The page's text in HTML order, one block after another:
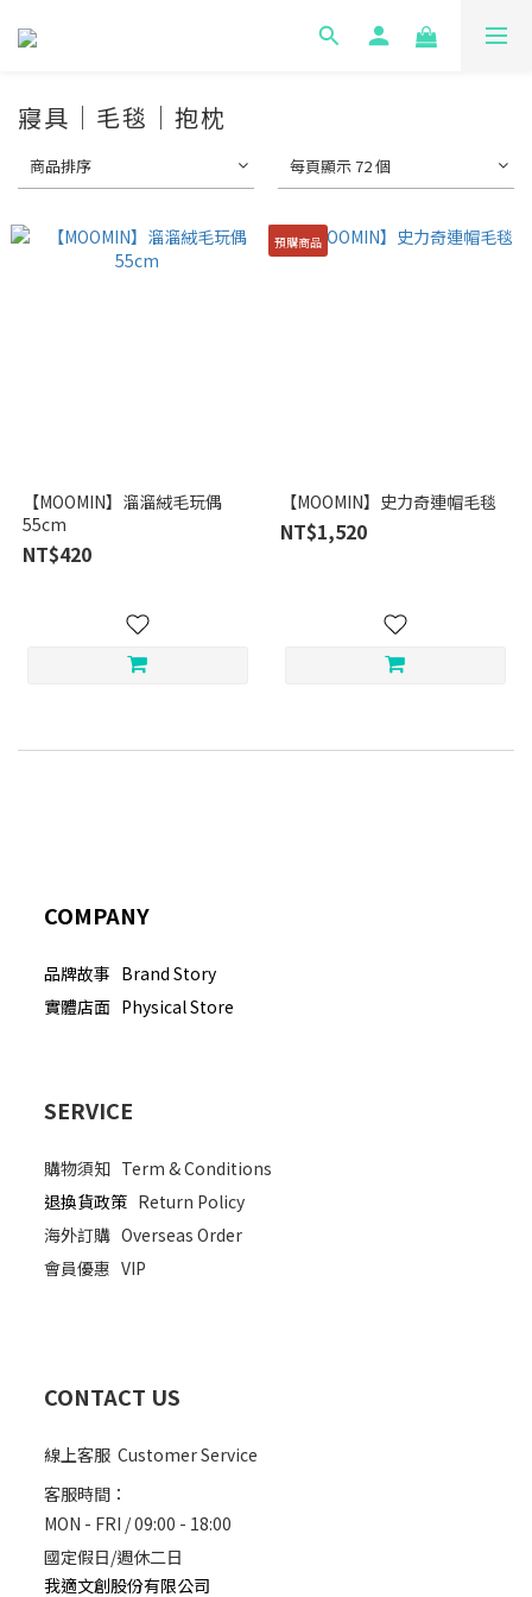
寢具｜毛毯｜抱枕
商品排序 每頁顯示 72 個
【MOOMIN】溜溜絨毛玩偶
55cm
NT$420
預購商品
【MOOMIN】史力奇連帽毛毯
NT$1,520
COMPANY
品牌故事 Brand Story
實體店面 Physical Store
SERVICE
購物須知 Term & Conditions
退換貨政策 Return Policy
海外訂購 Overseas Order
會員優惠 VIP
CONTACT US
線上客服 Customer Service
客服時間：
MON - FRI / 09:00 - 18:00
國定假日/週休二日
我適文創股份有限公司